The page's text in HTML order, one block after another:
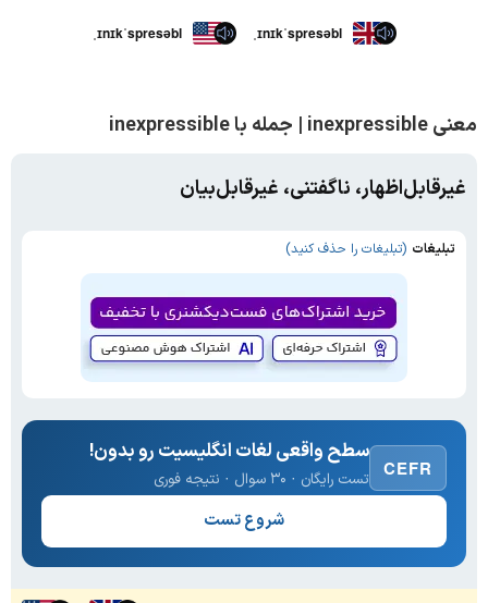
ˌɪnɪkˈspresəbl ˌɪnɪkˈspresəbl
معنی inexpressible | جمله با inexpressible
غیر‌قابل‌اظهار، ناگفتنی، غیرقابل‌بیان
تبلیغات (تبلیغات را حذف کنید)
CEFR
سطح واقعی لغات انگلیسیت رو بدون!
تست رایگان · ۳۰ سوال · نتیجه فوری
شروع تست